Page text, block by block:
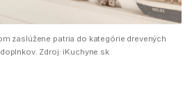
zaslúžene patria do kategórie drevených
Zdroj: iKuchyne.sk